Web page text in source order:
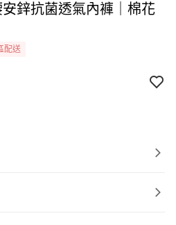
鋅抗菌透氣內褲｜棉花
配送